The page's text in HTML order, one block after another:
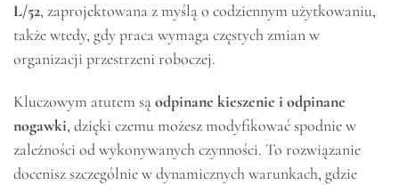
L/52, zaprojektowana z myślą o codziennym użytkowaniu,
także wtedy, gdy praca wymaga częstych zmian w
organizacji przestrzeni roboczej.
Kluczowym atutem sąodpinane kieszenie i odpinane
nogawki, dzięki czemu możesz modyfikować spodnie w
zależności od wykonywanych czynności. To rozwiązanie
docenisz szczególnie w dynamicznych warunkach, gdzie